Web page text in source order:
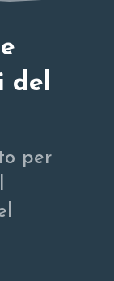
del
per